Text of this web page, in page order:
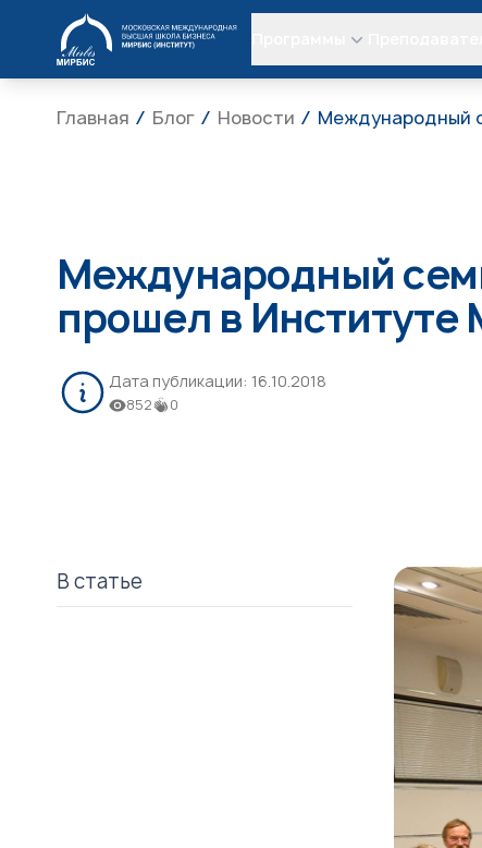
МИРБИС
Главная Блог Новости Международный
Международный
прошел в
Дата публикации: 16.10.2018
852 0
В статье